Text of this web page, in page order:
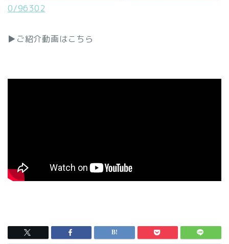
0/96302
▶ご紹介動画はこちら